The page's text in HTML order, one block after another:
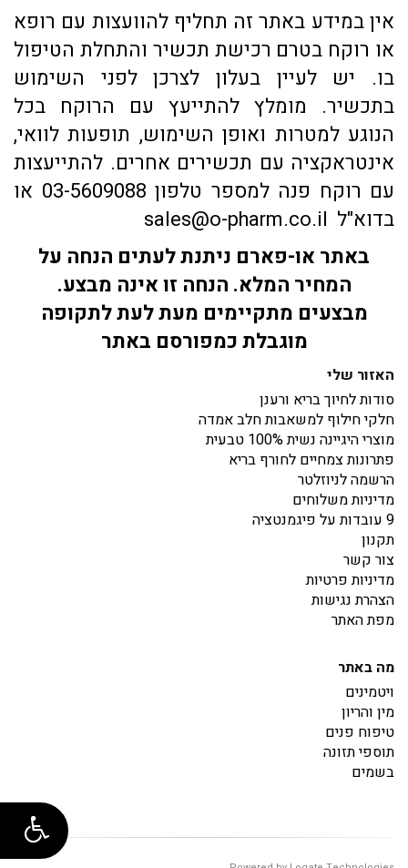
אין במידע באתר זה תחליף להוועצות עם רופא
או רוקח בטרם רכישת תכשיר והתחלת הטיפול
בו. יש לעיין בעלון לצרכן לפני השימוש
בתכשיר. מומלץ להתייעץ עם הרוקח בכל
הנוגע למטרות ואופן השימוש, תופעות לוואי,
אינטראקציה עם תכשירים אחרים. להתייעצות
עם רוקח פנה למספר טלפון 03-5609088 או
בדוא"ל sales@o-pharm.co.il
באתר או-פארם ניתנת לעתים הנחה על
המחיר המלא. הנחה זו אינה מבצע.
מבצעים מתקיימים מעת לעת לתקופה
מוגבלת כמפורסם באתר
האזור שלי
סודות לחיוך בריא ורענן
חלקי חילוף למשאבות חלב אמדה
מוצרי היגיינה נשית 100% טבעית
פתרונות צמחיים לחורף בריא
הרשמה לניוזלטר
מדיניות משלוחים
9 עובדות על פיגמנטציה
תקנון
צור קשר
מדיניות פרטיות
הצהרת נגישות
מפת האתר
מה באתר
ויטמינים
מין והריון
טיפוח פנים
תוספי תזונה
בשמים